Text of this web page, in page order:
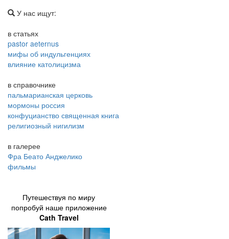
У нас ищут:
в статьях
pastor aeternus
мифы об индульгенциях
влияние католицизма
в справочнике
пальмарианская церковь
мормоны россия
конфуцианство священная книга
религиозный нигилизм
в галерее
Фра Беато Анджелико
фильмы
Путешествуя по миру
попробуй наше приложение
Cath Travel